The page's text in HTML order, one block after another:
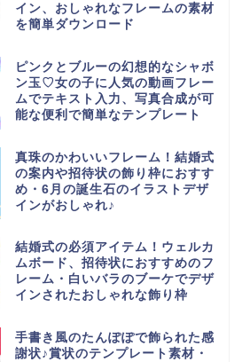
イン、おしゃれなフレームの素材
を簡単ダウンロード
ピンクとブルーの幻想的なシャボ
ン玉♡女の子に人気の動画フレー
ムでテキスト入力、写真合成が可
能な便利で簡単なテンプレート
真珠のかわいいフレーム！結婚式
の案内や招待状の飾り枠におすす
め・6月の誕生石のイラストデザ
インがおしゃれ♪
結婚式の必須アイテム！ウェルカ
ムボード、招待状におすすめのフ
レーム・白いバラのブーケでデザ
インされたおしゃれな飾り枠
手書き風のたんぽぽで飾られた感
謝状♪賞状のテンプレート素材・